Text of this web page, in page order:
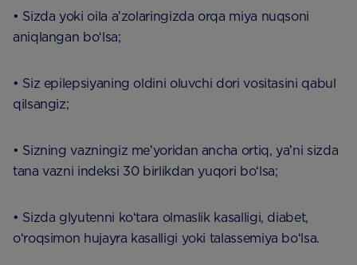
• Sizda yoki oila aʼzolaringizda orqa miya nuqsoni
aniqlangan boʻlsa;
• Siz epilepsiyaning oldini oluvchi dori vositasini qabul
qilsangiz;
• Sizning vazningiz meʼyoridan ancha ortiq, yaʼni sizda
tana vazni indeksi 30 birlikdan yuqori boʻlsa;
• Sizda glyutenni koʻtara olmaslik kasalligi, diabet,
oʻroqsimon hujayra kasalligi yoki talassemiya boʻlsa.